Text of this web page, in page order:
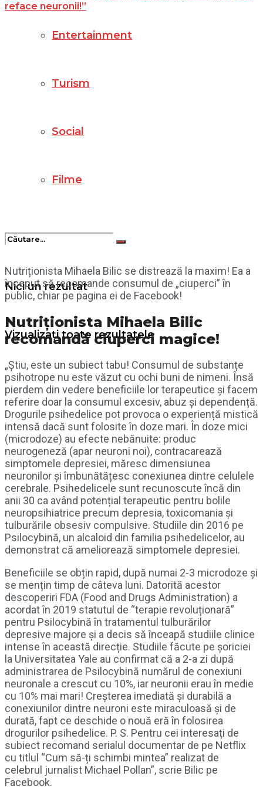
Entertainment
Turism
Social
Filme
Nici un rezultat
Vizualizați toate rezultatele
Nutriționista Mihaela Bilic se distrează la maxim! Ea a
început să recomande consumul de „ciuperci” în
public, chiar pe pagina ei de Facebook!
Nutriționista Mihaela Bilic
recomandă ciuperci magice!
„Știu, este un subiect tabu! Consumul de substanțe
psihotrope nu este văzut cu ochi buni de nimeni. Însă
pierdem din vedere beneficiile lor terapeutice și facem
referire doar la consumul excesiv, abuz și dependență.
Drogurile psihedelice pot provoca o experiență mistică
intensă dacă sunt folosite în doze mari. În doze mici
(microdoze) au efecte nebănuite: produc
neurogeneză (apar neuroni noi), contracarează
simptomele depresiei, măresc dimensiunea
neuronilor și îmbunătățesc conexiunea dintre celulele
cerebrale. Psihedelicele sunt recunoscute încă din
anii 30 ca având potențial terapeutic pentru bolile
neuropsihiatrice precum depresia, toxicomania și
tulburările obsesiv compulsive. Studiile din 2016 pe
Psilocybină, un alcaloid din familia psihedelicelor, au
demonstrat că ameliorează simptomele depresiei.
Beneficiile se obțin rapid, după numai 2-3 microdoze și
se mențin timp de câteva luni. Datorită acestor
descoperiri FDA (Food and Drugs Administration) a
acordat în 2019 statutul de “terapie revoluționară”
pentru Psilocybină în tratamentul tulburărilor
depresive majore și a decis să înceapă studiile clinice
intense în această direcție. Studiile făcute pe șoriciei
la Universitatea Yale au confirmat că a 2-a zi după
administrarea de Psilocybină numărul de conexiuni
neuronale a crescut cu 10%, iar neuronii erau în medie
cu 10% mai mari! Creșterea imediată și durabilă a
conexiunilor dintre neuroni este miraculoasă și de
durată, fapt ce deschide o nouă eră în folosirea
drogurilor psihedelice. P. S. Pentru cei interesați de
subiect recomand serialul documentar de pe Netflix
cu titlul “Cum să-ți schimbi mintea” realizat de
celebrul jurnalist Michael Pollan”, scrie Bilic pe
Facebook.